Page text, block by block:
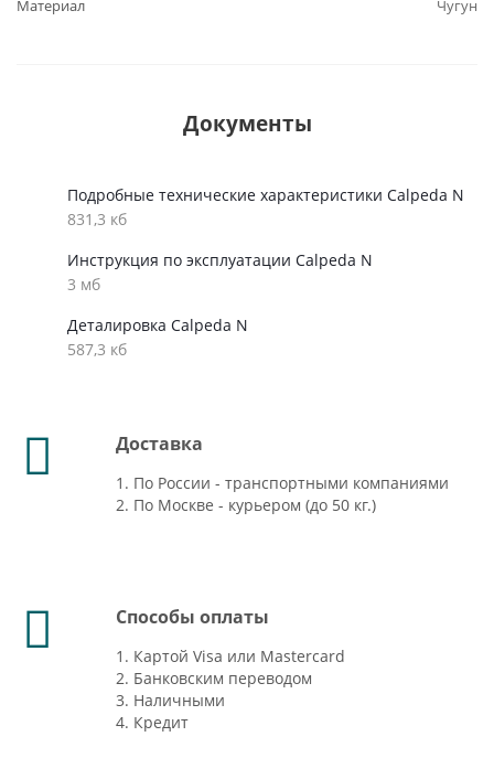
Материал
Чугун
Документы
Подробные технические характеристики Calpeda N
831,3 кб
Инструкция по эксплуатации Calpeda N
3 мб
Деталировка Calpeda N
587,3 кб
Доставка
1. По России - транспортными компаниями
2. По Москве - курьером (до 50 кг.)
Способы оплаты
1. Картой Visa или Mastercard
2. Банковским переводом
3. Наличными
4. Кредит